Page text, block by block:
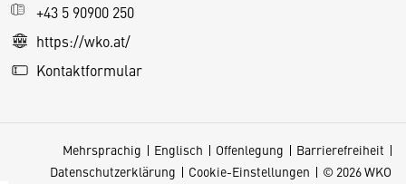
+43 5 90900 250
https://wko.at/
Kontaktformular
Mehrsprachig Englisch Offenlegung
Barrierefreiheit
Datenschutzerklärung
Cookie-Einstellungen © 2026 WKO
e
S
e